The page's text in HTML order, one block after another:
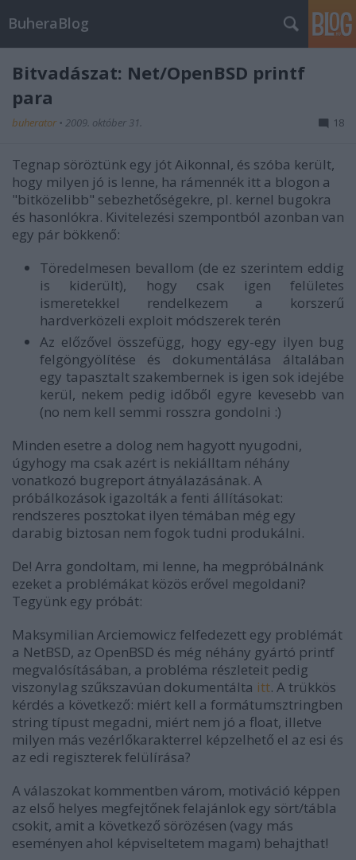
BuheraBlog
Bitvadászat: Net/OpenBSD printf
para
buherator • 2009. október 31. 18
Tegnap söröztünk egy jót Aikonnal, és szóba került,
hogy milyen jó is lenne, ha rámennék itt a blogon a
"bitközelibb" sebezhetőségekre, pl. kernel bugokra
és hasonlókra. Kivitelezési szempontból azonban van
egy pár bökkenő:
Töredelmesen bevallom (de ez szerintem eddig
is kiderült), hogy csak igen felületes
ismeretekkel rendelkezem a korszerű
hardverközeli exploit módszerek terén
Az előzővel összefügg, hogy egy-egy ilyen bug
felgöngyölítése és dokumentálása általában
egy tapasztalt szakembernek is igen sok idejébe
kerül, nekem pedig időből egyre kevesebb van
(no nem kell semmi rosszra gondolni :)
Minden esetre a dolog nem hagyott nyugodni,
úgyhogy ma csak azért is nekiálltam néhány
vonatkozó bugreport átnyálazásának. A
próbálkozások igazolták a fenti állításokat:
rendszeres posztokat ilyen témában még egy
darabig biztosan nem fogok tudni produkálni.
De! Arra gondoltam, mi lenne, ha megpróbálnánk
ezeket a problémákat közös erővel megoldani?
Tegyünk egy próbát:
Maksymilian Arciemowicz felfedezett egy problémát
a NetBSD, az OpenBSD és még néhány gyártó printf
megvalósításában, a probléma részleteit pedig
viszonylag szűkszavúan dokumentálta itt. A trükkös
kérdés a következő: miért kell a formátumsztringben
string típust megadni, miért nem jó a float, illetve
milyen más vezérlőkarakterrel képzelhető el az esi és
az edi regiszterek felülírása?
A válaszokat kommentben várom, motiváció képpen
az első helyes megfejtőnek felajánlok egy sört/tábla
csokit, amit a következő sörözésen (vagy más
eseményen ahol képviseltetem magam) behajthat!